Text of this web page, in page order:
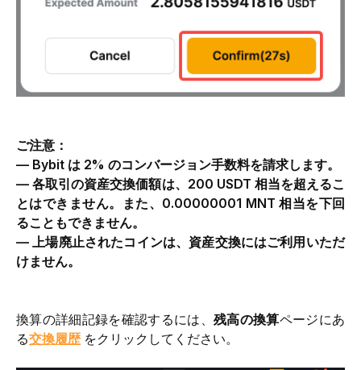
ご注意：
— Bybit は 2% のコンバージョン手数料を請求します。
— 各取引の資産交換価額は、200 USDT 相当を超えるこ
とはできません。また、0.00000001 MNT 相当を下回
ることもできません。
— 上場廃止されたコインは、資産交換にはご利用いただ
けません。
換算の詳細記録を確認するには、 残高の換算ページにあ
る交換履歴 をクリックしてください。